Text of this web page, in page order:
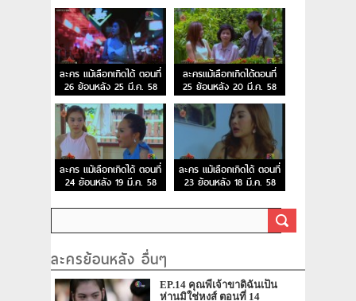
ละคร แม้เลือกเกิดได้ ตอนที่
26 ย้อนหลัง 25 มี.ค. 58
ละครแม้เลือกเกิดได้ตอนที่
25 ย้อนหลัง 20 มี.ค. 58
ละคร แม้เลือกเกิดได้ ตอนที่
24 ย้อนหลัง 19 มี.ค. 58
ละคร แม้เลือกเกิดได้ ตอนที่
23 ย้อนหลัง 18 มี.ค. 58
ละครย้อนหลัง อื่นๆ
EP.14 คุณพี่เจ้าขาดิฉันเป็น
ห่านมิใช่หงส์ ตอนที่ 14